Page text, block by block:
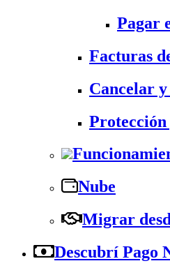
Pagar
Facturas
Cancelar
Nube
Migrar
Descubrí Pago